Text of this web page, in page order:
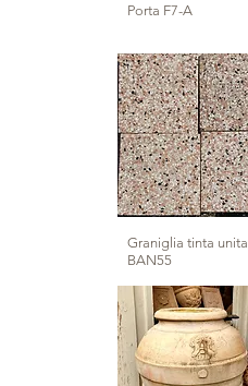
Porta F7-A
Graniglia tinta unita
BAN55